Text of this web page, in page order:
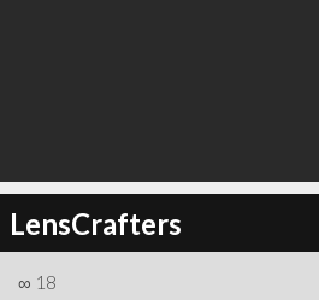
LensCrafters
∞ 18